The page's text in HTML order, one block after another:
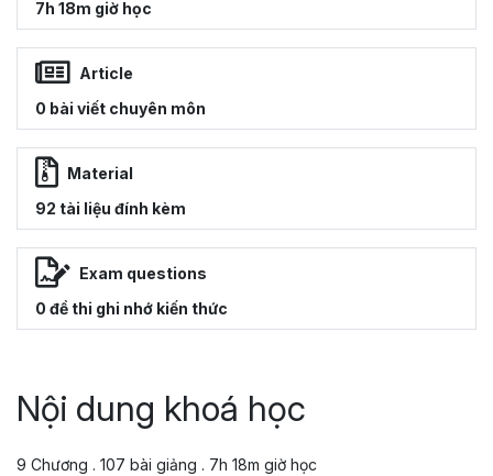
7h 18m giờ học
Article
0 bài viết chuyên môn
Material
92 tài liệu đính kèm
Exam questions
0 đề thi ghi nhớ kiến thức
Nội dung khoá học
9 Chương . 107 bài giảng . 7h 18m giờ học